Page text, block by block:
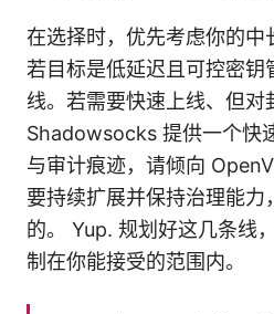
在选择时，优先考虑你的中
若目标是低延迟且可控密
线。若需要快速上线、但对
Shadowsocks 提供一个快
与审计痕迹，请倾向
要持续扩展并保持治理能力
的。 Yup. 规划好这几条线
制在你能接受的范围内。